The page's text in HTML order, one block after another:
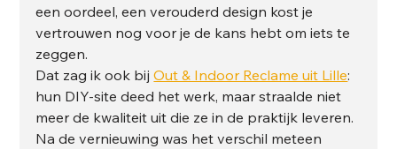
een oordeel, een verouderd design kost je
vertrouwen nog voor je de kans hebt om iets te
zeggen.
Dat zag ik ook bij Out & Indoor Reclame uit Lille:
hun DIY-site deed het werk, maar straalde niet
meer de kwaliteit uit die ze in de praktijk leveren.
Na de vernieuwing was het verschil meteen